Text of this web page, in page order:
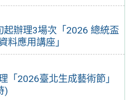
起辦理3場次「2026 總統盃
料應用講座」
「2026臺北生成藝術節」
)